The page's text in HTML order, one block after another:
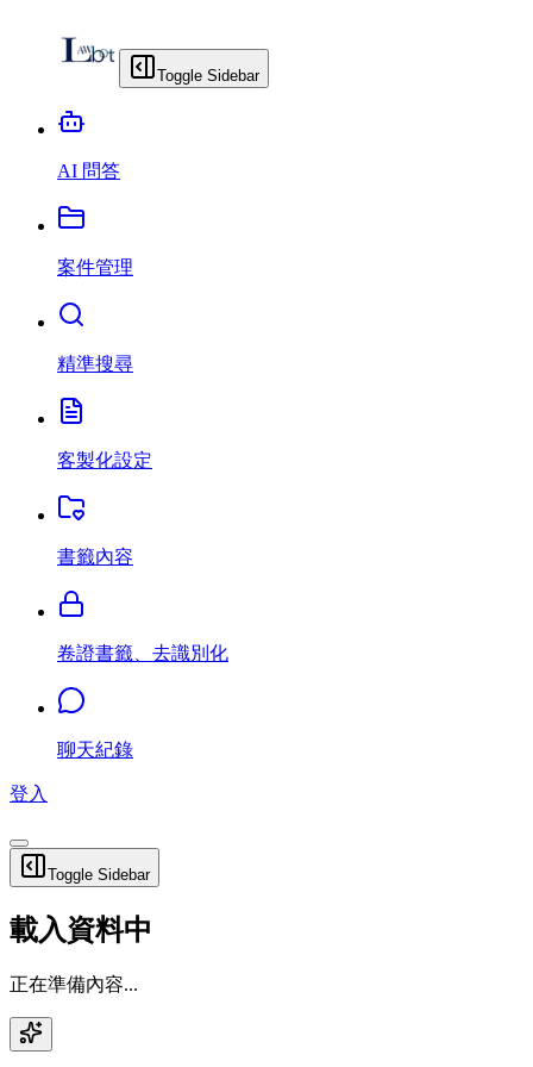
Toggle Sidebar
AI 問答
案件管理
精準搜尋
客製化設定
書籤內容
卷證書籤、去識別化
聊天紀錄
登入
Toggle Sidebar
載入資料中
正在準備內容...